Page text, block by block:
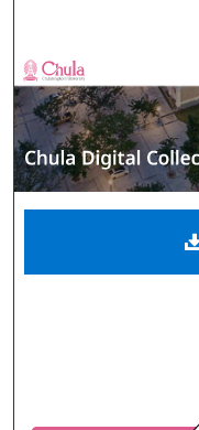
Digital